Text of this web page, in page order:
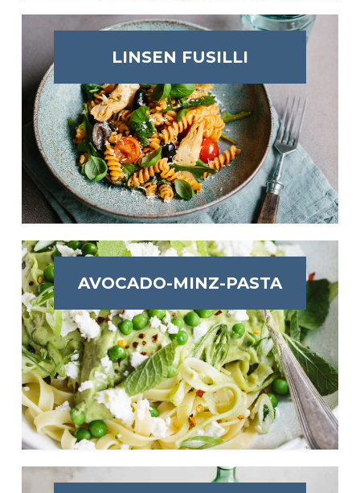
LINSEN FUSILLI
AVOCADO-MINZ-PASTA